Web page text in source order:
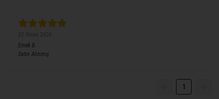
Emek B.
Satın Alınmış
1